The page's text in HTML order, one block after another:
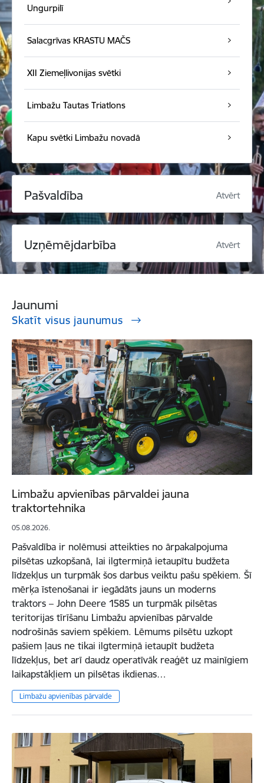
Ungurpilī
Salacgrīvas KRASTU MAČS
XII Ziemeļlivonijas svētki
Limbažu Tautas Triatlons
Kapu svētki Limbažu novadā
Pašvaldība Atvērt
Uzņēmējdarbība Atvērt
Jaunumi
Skatīt visus jaunumus
Limbažu apvienības pārvaldei jauna
traktortehnika
05.08.2026.
Pašvaldība ir nolēmusi atteikties no ārpakalpojuma
pilsētas uzkopšanā, lai ilgtermiņā ietaupītu budžeta
līdzekļus un turpmāk šos darbus veiktu pašu spēkiem. Šī
mērķa īstenošanai ir iegādāts jauns un moderns
traktors – John Deere 1585 un turpmāk pilsētas
teritorijas tīrīšanu Limbažu apvienības pārvalde
nodrošinās saviem spēkiem. Lēmums pilsētu uzkopt
pašiem ļaus ne tikai ilgtermiņā ietaupīt budžeta
līdzekļus, bet arī daudz operatīvāk reaģēt uz mainīgiem
laikapstākļiem un pilsētas ikdienas…
Limbažu apvienības pārvalde